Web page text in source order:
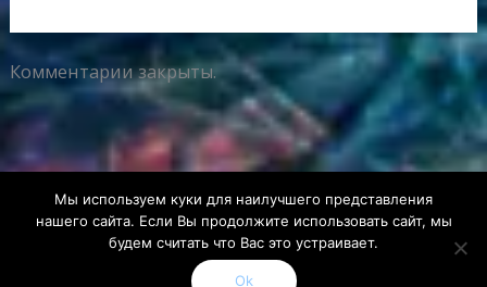
Комментарии закрыты.
Karolin Audace |
Мы используем куки для наилучшего представления
нашего сайта. Если Вы продолжите использовать сайт, мы
будем считать что Вас это устраивает.
Ok